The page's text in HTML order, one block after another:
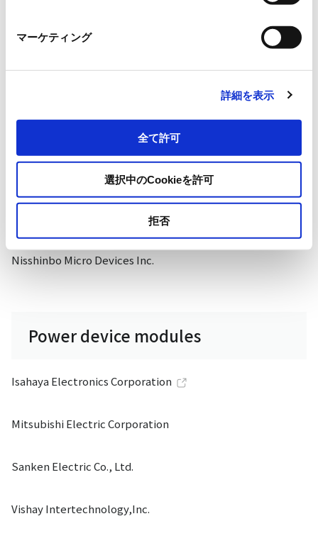
マーケティング
詳細を表示
全て許可
選択中のCookieを許可
拒否
Nisshinbo Micro Devices Inc.
Power device modules
Isahaya Electronics Corporation
Mitsubishi Electric Corporation
Sanken Electric Co., Ltd.
Vishay Intertechnology,Inc.